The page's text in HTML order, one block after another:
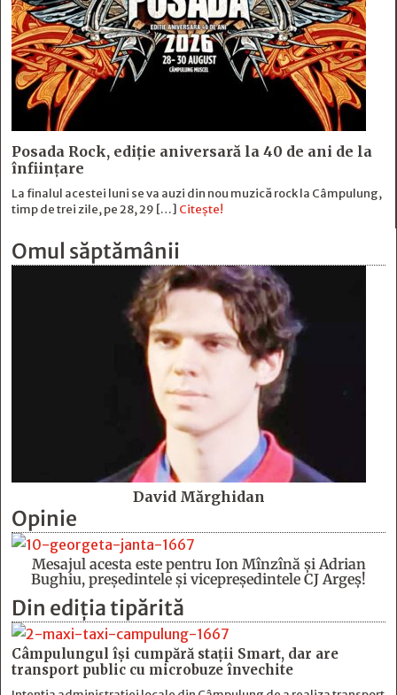
Posada Rock, ediţie aniversară la 40 de ani de la
înfiinţare
La finalul acestei luni se va auzi din nou muzică rock la Câmpulung,
timp de trei zile, pe 28, 29 […] Citește!
Omul săptămânii
David Mărghidan
Opinie
Mesajul acesta este pentru Ion Mînzînă şi Adrian
Bughiu, preşedintele şi vicepreşedintele CJ Argeş!
Din ediția tipărită
Câmpulungul îşi cumpără staţii Smart, dar are
transport public cu microbuze învechite